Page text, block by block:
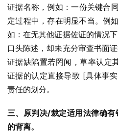
证据名称，例如：一份关键合
定过程中，存在明显不当。例
如：在无其他证据佐证的情况
口头陈述，却未充分审查书面
证据缺陷置若罔闻，草率认定
证据的认定直接导致 [具体事
责任的划分。
三、原判决/裁定适用法律确有
的背离。